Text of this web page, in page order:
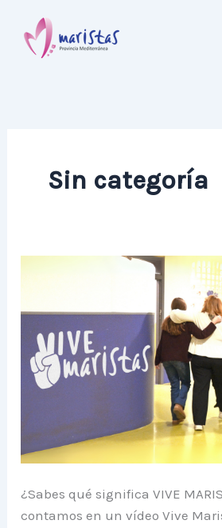
contenido
Sin categoría
¿Sabes qué significa VIVE
contamos en un vídeo Vive